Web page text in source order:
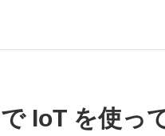
IoT を使っ